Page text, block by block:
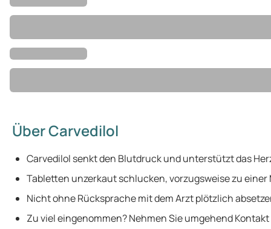
Über Carvedilol
Carvedilol senkt den Blutdruck und unterstützt das
Tabletten unzerkaut schlucken, vorzugsweise zu einer
Nicht ohne Rücksprache mit dem Arzt plötzlich
Zu viel eingenommen? Nehmen Sie umgehend